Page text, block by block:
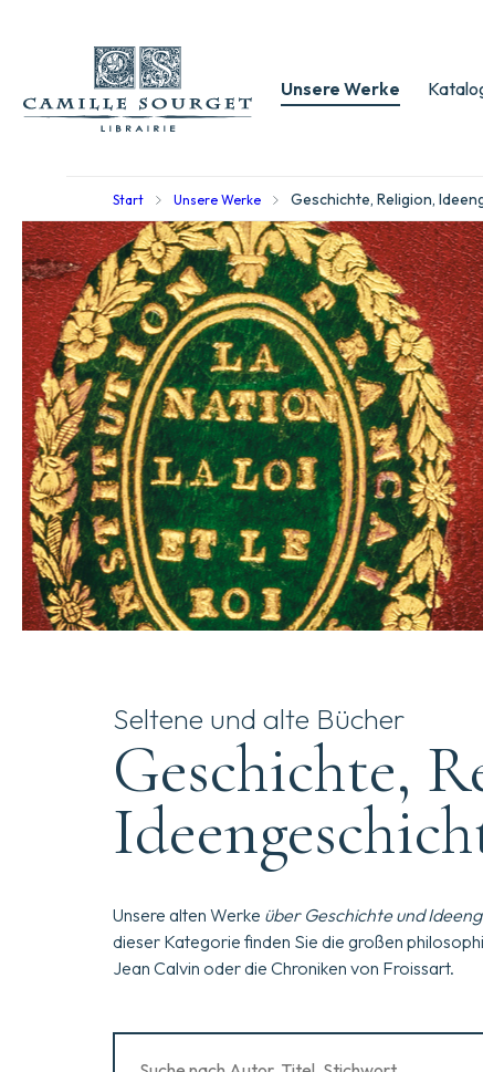
Unsere Werke
Start Unsere Werke Geschichte, Religion,
Seltene und alte Bücher
Geschichte,
Unsere alten Werke über Geschichte und
dieser Kategorie finden Sie die großen
Jean Calvin oder die Chroniken von Froissart.